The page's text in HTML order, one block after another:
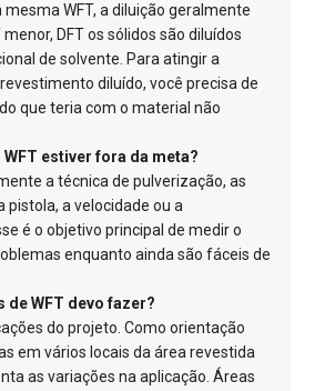
mesma WFT, a diluição geralmente
DFT os sólidos são diluídos
de solvente. Para atingir a
diluído, você precisa de
que teria com o material não
WFT estiver fora da meta?
a técnica de pulverização, as
pistola, a velocidade ou a
é o objetivo principal de medir o
enquanto ainda são fáceis de
de WFT devo fazer?
do projeto. Como orientação
em vários locais da área revestida
as variações na aplicação. Áreas